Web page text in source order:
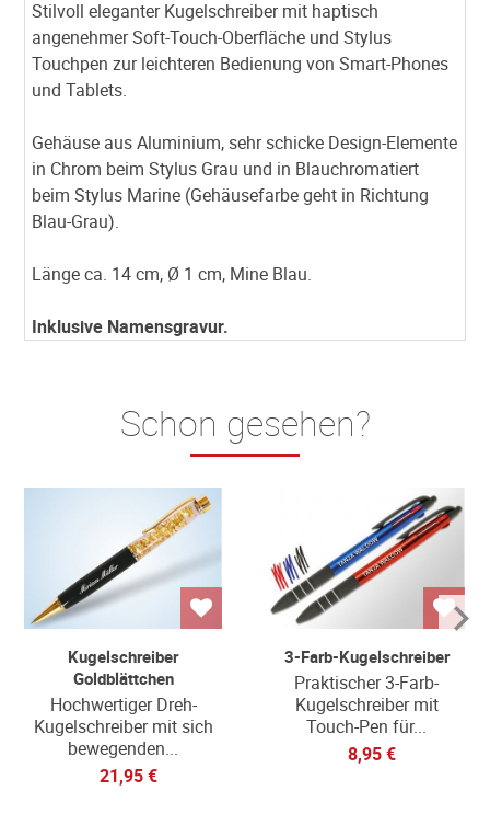
Stilvoll eleganter Kugelschreiber mit haptisch
angenehmer Soft-Touch-Oberfläche und Stylus
Touchpen zur leichteren Bedienung von Smart-Phones
und Tablets.
Gehäuse aus Aluminium, sehr schicke Design-Elemente
in Chrom beim Stylus Grau und in Blauchromatiert
beim Stylus Marine (Gehäusefarbe geht in Richtung
Blau-Grau).
Länge ca. 14 cm, Ø 1 cm, Mine Blau.
Inklusive Namensgravur.
Schon gesehen?
Kugelschreiber
Goldblättchen
Hochwertiger Dreh-
Kugelschreiber mit sich
bewegenden...
21,95 €
3-Farb-Kugelschreiber
Praktischer 3-Farb-
Kugelschreiber mit
Touch-Pen für...
8,95 €